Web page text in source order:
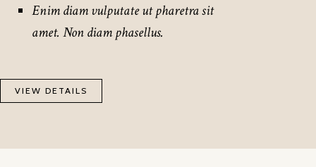
Enim diam vulputate ut pharetra sit
amet. Non diam phasellus.
VIEW DETAILS